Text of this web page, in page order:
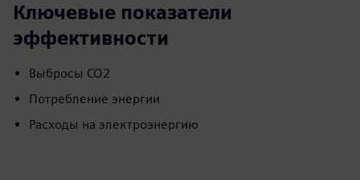
Ключевые показатели
эффективности
Выбросы CO2
Потребление энергии
Расходы на электроэнергию